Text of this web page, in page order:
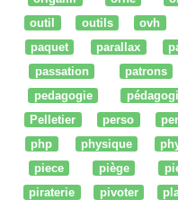
outil
outils ovh
paquet
parallax
passation
patrons
pedagogie
Pelletier
perso
php
physique
piece
piège
piraterie
pivoter